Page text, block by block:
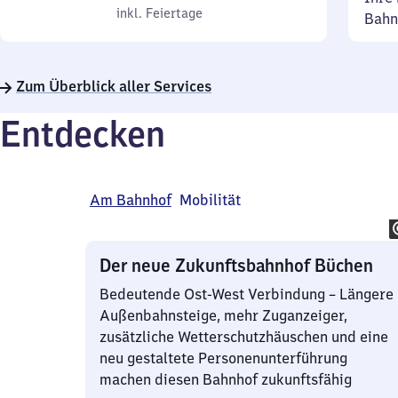
inkl. Feiertage
7
22
inkl. Feiertage
Zum Überblick aller Services
Entdecken
Am Bahnhof Mobilität
Der neue Zukunftsbahnhof Büchen
Bedeutende Ost-West Verbindung – Längere
Außenbahnsteige, mehr Zuganzeiger,
zusätzliche Wetterschutzhäuschen und eine
neu gestaltete Personenunterführung
machen diesen Bahnhof zukunftsfähig